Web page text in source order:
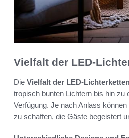
Vielfalt der LED-
Die Vielfalt der LED-Lichterketten
tropisch bunten Lichtern bis hin zu
Verfügung. Je nach Anlass
zu schaffen, die Gäste begeistert